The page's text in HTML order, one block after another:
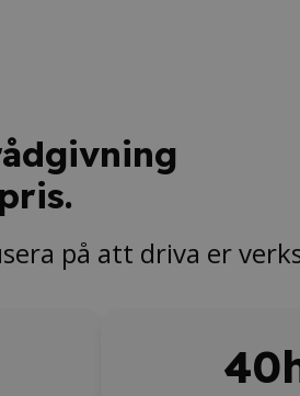
på att driva er